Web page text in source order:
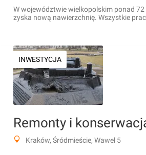
W województwie wielkopolskim ponad
zyska nową nawierzchnię. Wszystkie
INWESTYCJA
Kraków, Śródmieście, Wawel 5